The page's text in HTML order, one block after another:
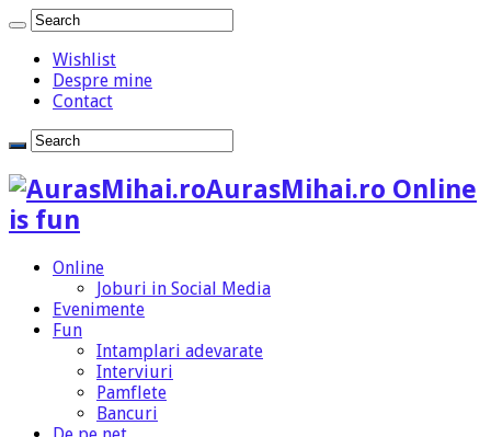
Wishlist
Despre mine
Contact
AurasMihai.ro Online
is fun
Online
Joburi in Social Media
Evenimente
Fun
Intamplari adevarate
Interviuri
Pamflete
Bancuri